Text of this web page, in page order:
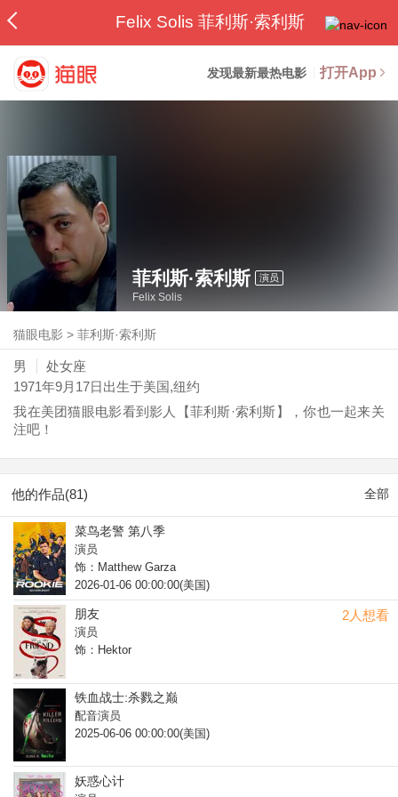
Felix Solis 菲利斯·索利斯
发现最新最热电影 打开App
菲利斯·索利斯 演员
Felix Solis
猫眼电影 >菲利斯·索利斯
男
处女座
1971年9月17日 出生于美国,纽约
我在美团猫眼电影看到影人【菲利斯·索利斯】，你也一起来关
注吧！
他的作品(81) 全部
菜鸟老警 第八季
演员
饰：Matthew Garza
2026-01-06 00:00:00(美国)
2人想看
朋友
演员
饰：Hektor
铁血战士:杀戮之巅
配音演员
2025-06-06 00:00:00(美国)
妖惑心计